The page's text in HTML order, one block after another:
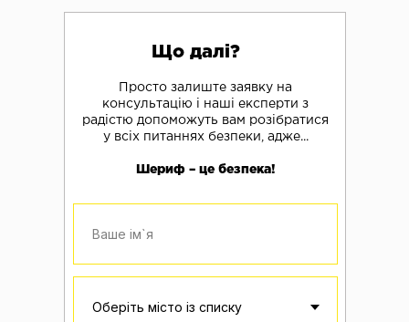
Що далі?
Просто залиште заявку на
консультацію і наші експерти з
радістю допоможуть вам розібратися
у всіх питанняхбезпеки, адже...
Шериф – це безпека!